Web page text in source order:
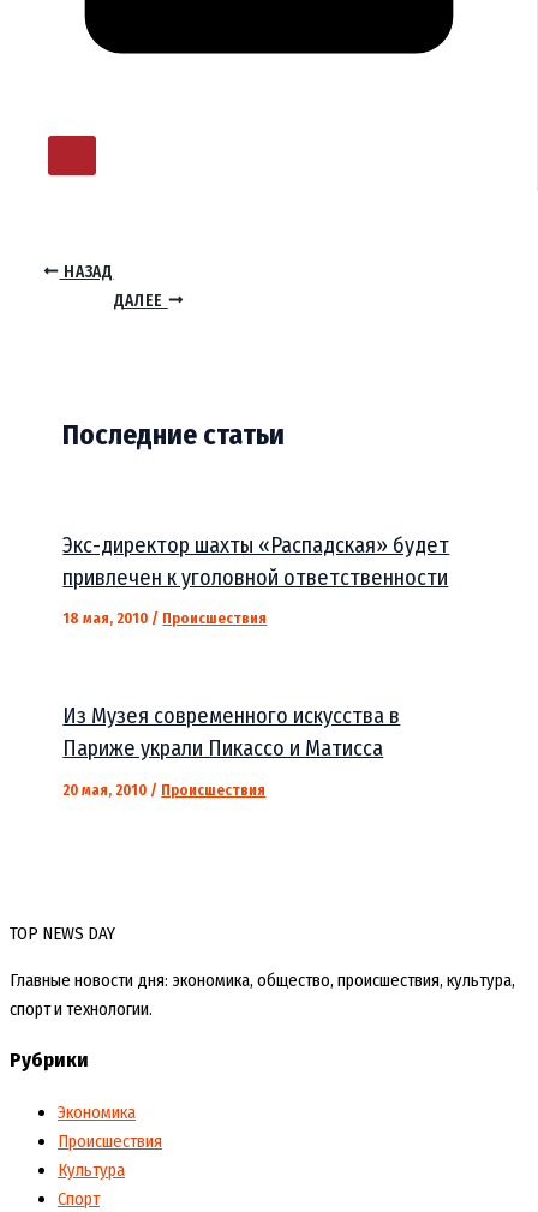
НАЗАД
ДАЛЕЕ
Последние статьи
Экс-директор шахты «Распадская» будет
привлечен к уголовной ответственности
18 мая, 2010 / Происшествия
Из Музея современного искусства в
Париже украли Пикассо и Матисса
20 мая, 2010 / Происшествия
TOP NEWS DAY
Главные новости дня: экономика, общество, происшествия, культура,
спорт и технологии.
Рубрики
Экономика
Происшествия
Культура
Спорт